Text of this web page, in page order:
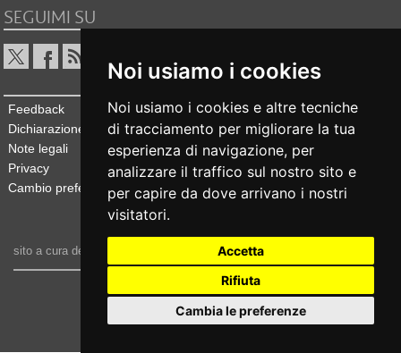
Noi usiamo i cookies
Noi usiamo i cookies e altre tecniche
di tracciamento per migliorare la tua
esperienza di navigazione, per
analizzare il traffico sul nostro sito e
per capire da dove arrivano i nostri
visitatori.
Accetta
Rifiuta
Cambia le preferenze
SEGUIMI SU
Feedback
Dichiarazione di accessibilità
Note legali
Privacy
Cambio preferenze cookie
sito a cura dell' Ufficio stampa e comunicazione
realizzato da